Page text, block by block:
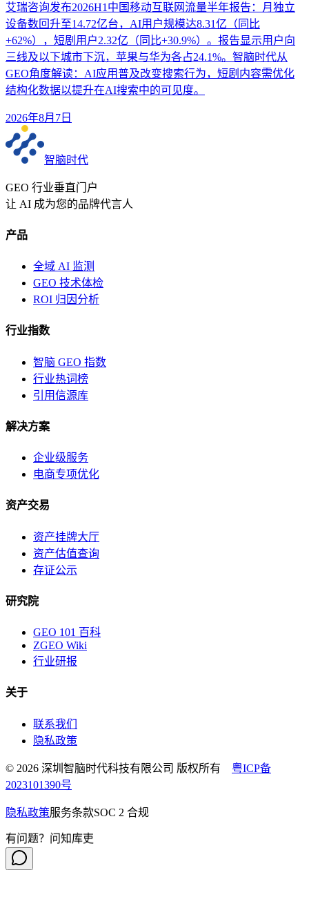
艾瑞咨询发布2026H1中国移动互联网流量半年报告：月独立
设备数回升至14.72亿台，AI用户规模达8.31亿（同比
+62%），短剧用户2.32亿（同比+30.9%）。报告显示用户向
三线及以下城市下沉，苹果与华为各占24.1%。智脑时代从
GEO角度解读：AI应用普及改变搜索行为，短剧内容需优化
结构化数据以提升在AI搜索中的可见度。
2026年8月7日
智脑时代
GEO 行业垂直门户
让 AI 成为您的品牌代言人
产品
全域 AI 监测
GEO 技术体检
ROI 归因分析
行业指数
智脑 GEO 指数
行业热词榜
引用信源库
解决方案
企业级服务
电商专项优化
资产交易
资产挂牌大厅
资产估值查询
存证公示
研究院
GEO 101 百科
ZGEO Wiki
行业研报
关于
联系我们
隐私政策
© 2026 深圳智脑时代科技有限公司 版权所有 粤ICP备
2023101390号
隐私政策服务条款SOC 2 合规
有问题？问知库吏